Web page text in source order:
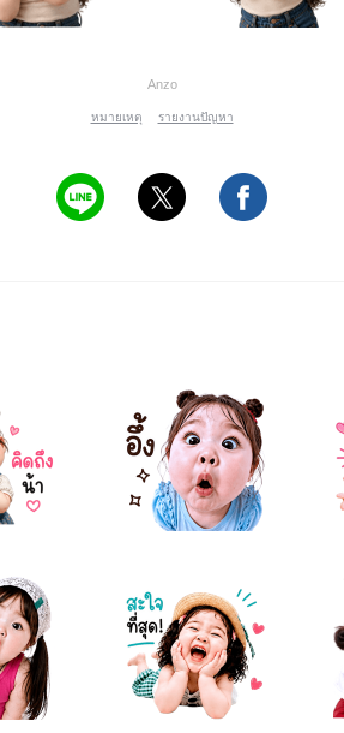
Anzo
หมายเหตุ รายงานปัญหา